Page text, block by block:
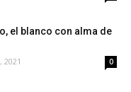
el blanco con alma de
0